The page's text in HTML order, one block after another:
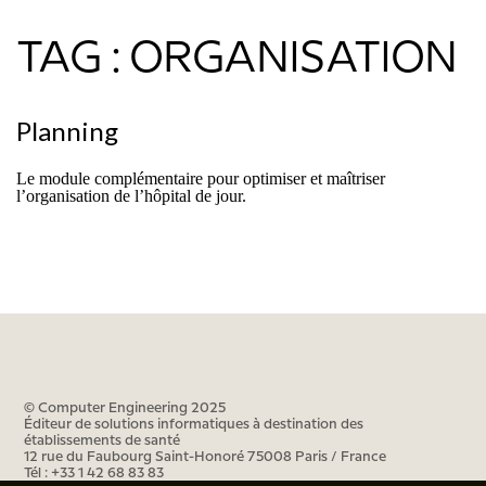
TAG : ORGANISATION
Planning
Le module complémentaire pour optimiser et maîtriser
l’organisation de l’hôpital de jour.
© Computer Engineering 2025
Éditeur de solutions informatiques à destination des
établissements de santé
12 rue du Faubourg Saint-Honoré 75008 Paris / France
Tél : +33 1 42 68 83 83